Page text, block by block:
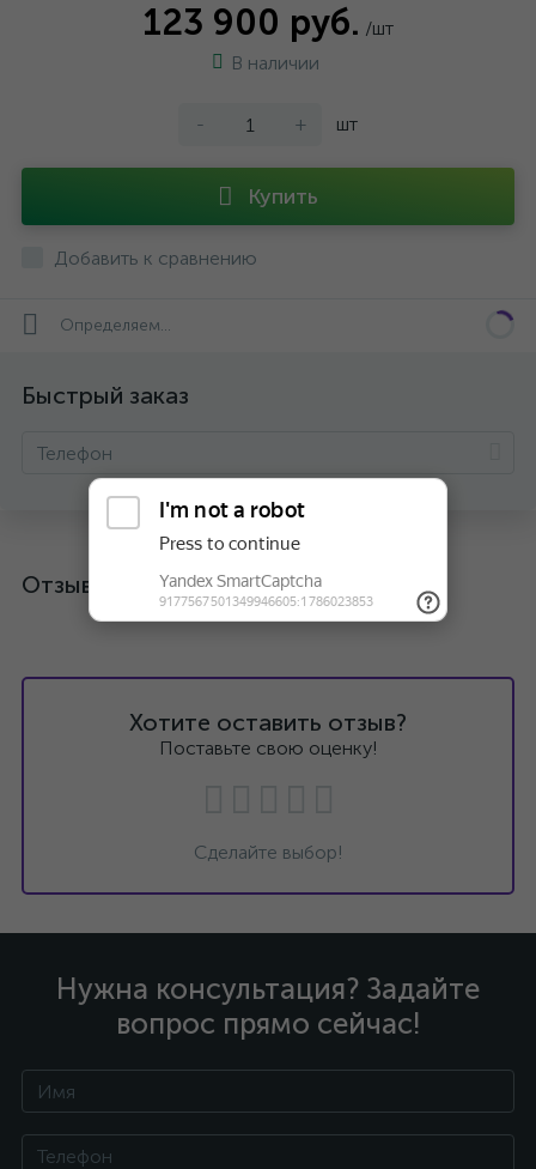
123 900 руб. /шт
В наличии
- + шт
Купить
Добавить к сравнению
Определяем...
Быстрый заказ
Отзывы
Хотите оставить отзыв?
Поставьте свою оценку!
Сделайте выбор!
Нужна консультация? Задайте
вопрос прямо сейчас!